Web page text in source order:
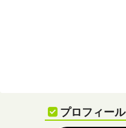
プロフィール